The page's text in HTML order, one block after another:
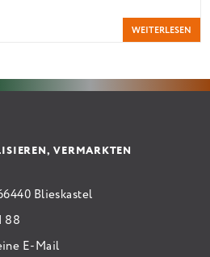
10 Jahren Zinsbindung
sich zu energetischer
[…]
WEITERLESEN
VERMARKTEN
Blieskastel
88
E-Mail